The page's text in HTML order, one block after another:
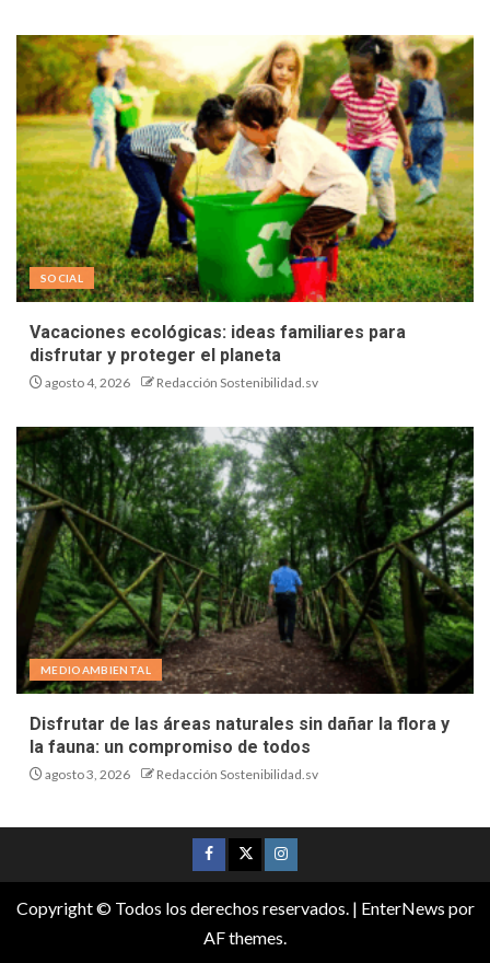
SOCIAL
Vacaciones ecológicas: ideas familiares para
disfrutar y proteger el planeta
agosto 4, 2026 Redacción Sostenibilidad.sv
MEDIOAMBIENTAL
Disfrutar de las áreas naturales sin dañar la flora y
la fauna: un compromiso de todos
agosto 3, 2026 Redacción Sostenibilidad.sv
Copyright © Todos los derechos reservados. | EnterNews por
AF themes.